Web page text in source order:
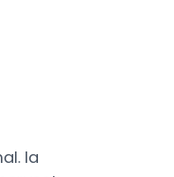
Ia